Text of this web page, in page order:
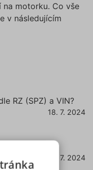
na motorku. Co vše
v následujícím
RZ (SPZ) a VIN?
18. 7. 2024
22. 7. 2024